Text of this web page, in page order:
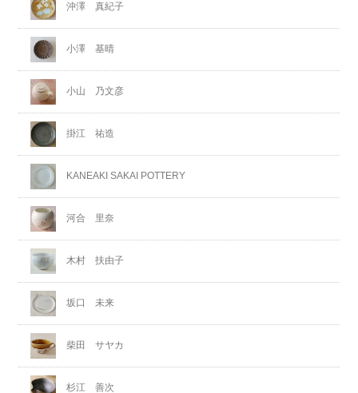
沖澤 真紀子
小澤 基晴
小山 乃文彦
掛江 祐造
KANEAKI SAKAI POTTERY
河合 里奈
木村 扶由子
坂口 未来
柴田 サヤカ
杉江 善次